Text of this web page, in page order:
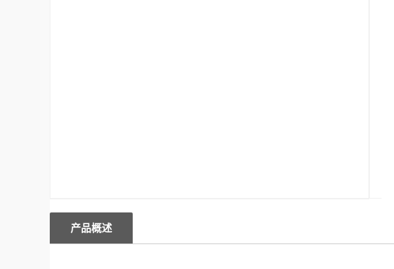
产品概述